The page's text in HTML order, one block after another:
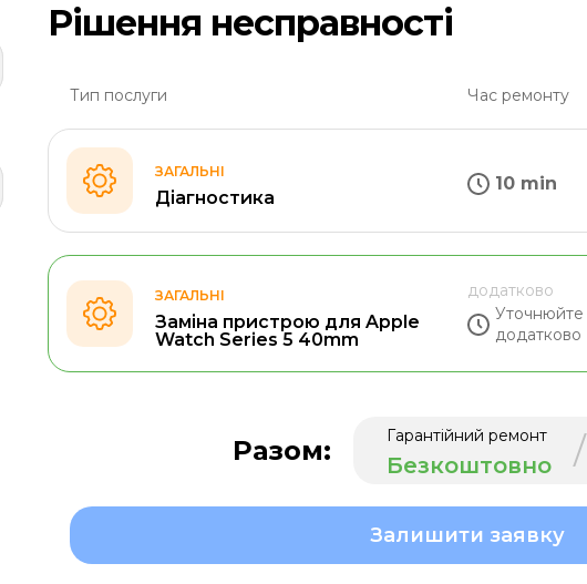
Рішення несправності
Тип послуги Час ремонту
ЗАГАЛЬНІ
Діагностика
10 min
ЗАГАЛЬНІ
Заміна пристрою для Apple
Watch Series 5 40mm
додатково
Уточнюйте
додатково
Разом: Гарантійний ремонт
Безкоштовно /
Залишити заявку